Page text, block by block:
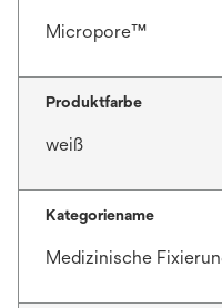
Micropore™
Produktfarbe
weiß
Kategoriename
Medizinische